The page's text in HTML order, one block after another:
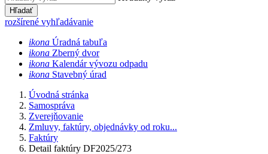
Hľadať
rozšírené vyhľadávanie
ikona Úradná tabuľa
ikona Zberný dvor
ikona Kalendár vývozu odpadu
ikona Stavebný úrad
Úvodná stránka
Samospráva
Zverejňovanie
Zmluvy, faktúry, objednávky od roku...
Faktúry
Detail faktúry DF2025/273